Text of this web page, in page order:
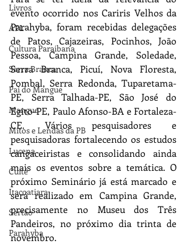
Livros
APL
Cultura Paraibana
Serra Branca
Pai do Mangue
Mangue
Mitos e Lendas da PB
Lucena
Cuité
Itacoatiara
Sertão
Parahyba
evento ocorrido nos Cariris Velhos da
Parahyba, foram recebidas delegações
de Patos, Cajazeiras, Pocinhos, João
Pessoa, Campina Grande, Soledade,
Serra Branca, Picuí, Nova Floresta,
Pombal, Serra Redonda, Tuparetama-
PE, Serra Talhada-PE, São José do
Egito-PE, Paulo Afonso-BA e Fortaleza-
CE. Vários pesquisadores e
pesquisadoras fortalecendo os estudos
cangaceiristas e consolidando ainda
mais os eventos sobre a temática. O
próximo Seminário já está marcado e
será realizado em Campina Grande,
precisamente no Museu dos Três
Pandeiros, no próximo dia trinta de
novembro.